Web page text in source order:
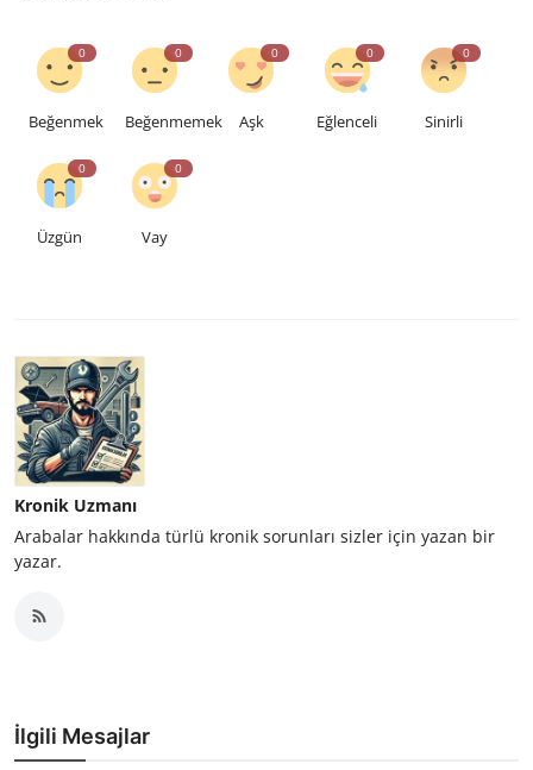
0
Beğenmek
0
Beğenmemek
0
Aşk
0
Eğlenceli
0
Sinirli
0
Üzgün
0
Vay
Kronik Uzmanı
Arabalar hakkında türlü kronik sorunları sizler için yazan bir
yazar.
İlgili Mesajlar